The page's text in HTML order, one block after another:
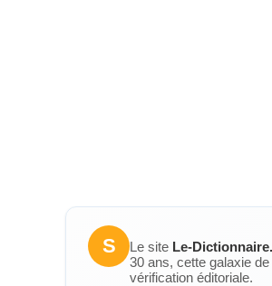
S Le site Le-
30 ans, cette galaxie
vérification éditoriale.